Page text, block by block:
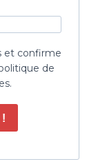
et confirme
de